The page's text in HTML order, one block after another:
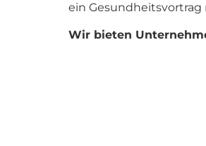
ein Gesundheitsvortrag
Wir bieten